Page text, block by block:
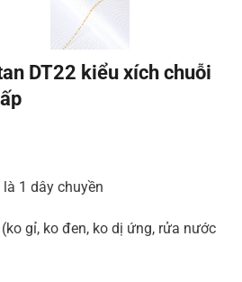
DT22 kiểu xích chuỗi
là 1 dây chuyền
gỉ, ko đen, ko dị ứng, rửa nước